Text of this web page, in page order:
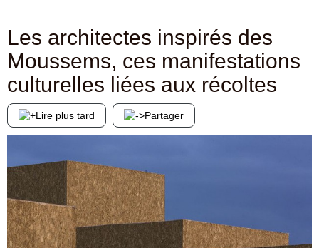
Les architectes inspirés des
Moussems, ces manifestations
culturelles liées aux récoltes
Lire plus tard Partager